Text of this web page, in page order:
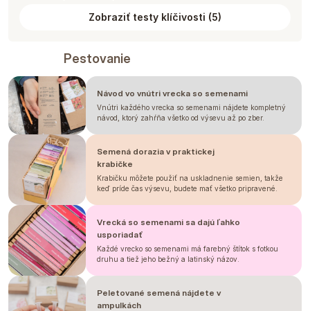
Zobraziť testy klíčivosti (5)
Pestovanie
Návod vo vnútri vrecka so semenami
Vnútri každého vrecka so semenami nájdete kompletný
návod, ktorý zahŕňa všetko od výsevu až po zber.
Semená dorazia v praktickej
krabičke
Krabičku môžete použiť na uskladnenie semien, takže
keď príde čas výsevu, budete mať všetko pripravené.
Vrecká so semenami sa dajú ľahko
usporiadať
Každé vrecko so semenami má farebný štítok s fotkou
druhu a tiež jeho bežný a latinský názov.
Peletované semená nájdete v
ampulkách